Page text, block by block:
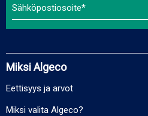
Miksi Algeco
Eettisyys ja arvot
Miksi valita Algeco?